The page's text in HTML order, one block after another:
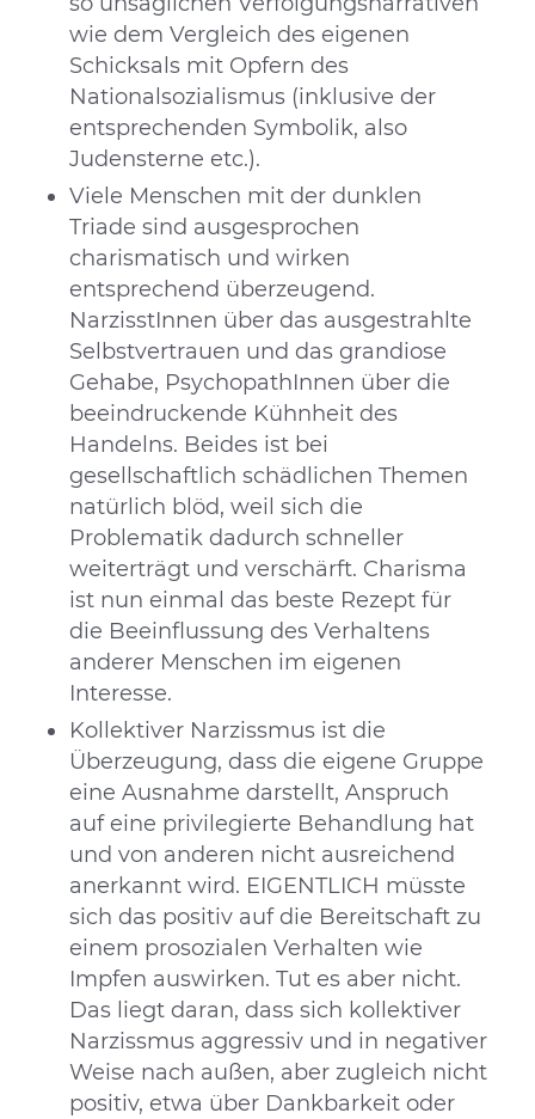
wie dem Vergleich des eigenen
Schicksals mit Opfern des
Nationalsozialismus (inklusive der
entsprechenden Symbolik, also
Judensterne etc.).
Viele Menschen mit der dunklen
Triade sind ausgesprochen
charismatisch und wirken
entsprechend überzeugend.
NarzisstInnen über das ausgestrahlte
Selbstvertrauen und das grandiose
Gehabe, PsychopathInnen über die
beeindruckende Kühnheit des
Handelns. Beides ist bei
gesellschaftlich schädlichen Themen
natürlich blöd, weil sich die
Problematik dadurch schneller
weiterträgt und verschärft. Charisma
ist nun einmal das beste Rezept für
die Beeinflussung des Verhaltens
anderer Menschen im eigenen
Interesse.
Kollektiver Narzissmus ist die
Überzeugung, dass die eigene Gruppe
eine Ausnahme darstellt, Anspruch
auf eine privilegierte Behandlung hat
und von anderen nicht ausreichend
anerkannt wird. EIGENTLICH müsste
sich das positiv auf die Bereitschaft zu
einem prosozialen Verhalten wie
Impfen auswirken. Tut es aber nicht.
Das liegt daran, dass sich kollektiver
Narzissmus aggressiv und in negativer
Weise nach außen, aber zugleich nicht
positiv, etwa über Dankbarkeit oder